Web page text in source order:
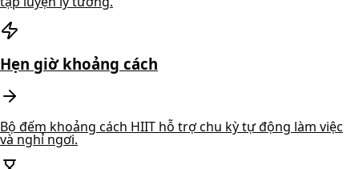
Hẹn giờ khoảng cách
Bộ đếm khoảng cách HIIT hỗ trợ chu kỳ tự động làm việc
và nghỉ ngơi.